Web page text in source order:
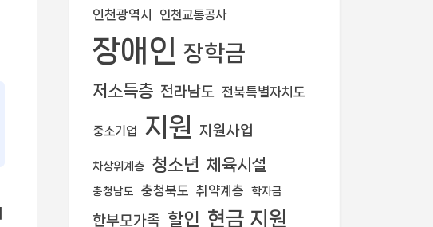
인천광역시 인천교통공사
장애인 장학금
저소득층 전라남도 전북특별자치도
중소기업 지원 지원사업
차상위계층 청소년 체육시설
충청남도 충청북도 취약계층 학자금
한부모가족 할인 현금 지원